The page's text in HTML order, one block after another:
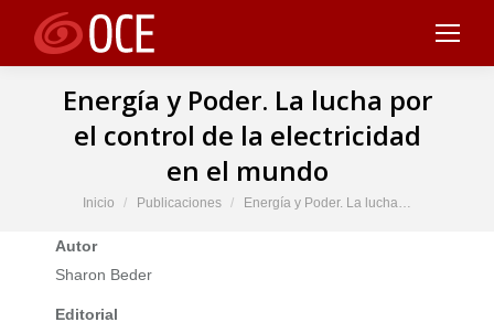
Energía y Poder. La lucha por
el control de la electricidad
en el mundo
Estás aquí:
Inicio Publicaciones Energía y Poder. La lucha…
Autor
Sharon Beder
Editorial